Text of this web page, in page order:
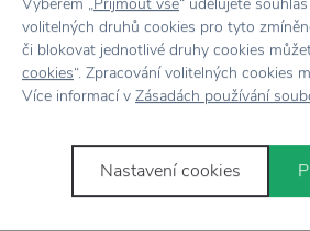
Vše skladem,odesíláme ihned
Doprava zdarmanad 2 000 Kč
Vrácení zbožído 30 dnů
7500+ produktůna výběr
volitelných druhů cookies pro tyto
či blokovat jednotlivé druhy cookies
cookies“. Zpracování volitelných cookies
Více informací v Zásadách používání
Nastavení cookies